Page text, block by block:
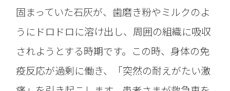
固まっていた石灰が、歯磨き粉やミルクのよ
うにドロドロに溶け出し、周囲の組織に吸収
されようとする時期です。この時、身体の免
疫反応が過剰に働き、「突然の耐えがたい激